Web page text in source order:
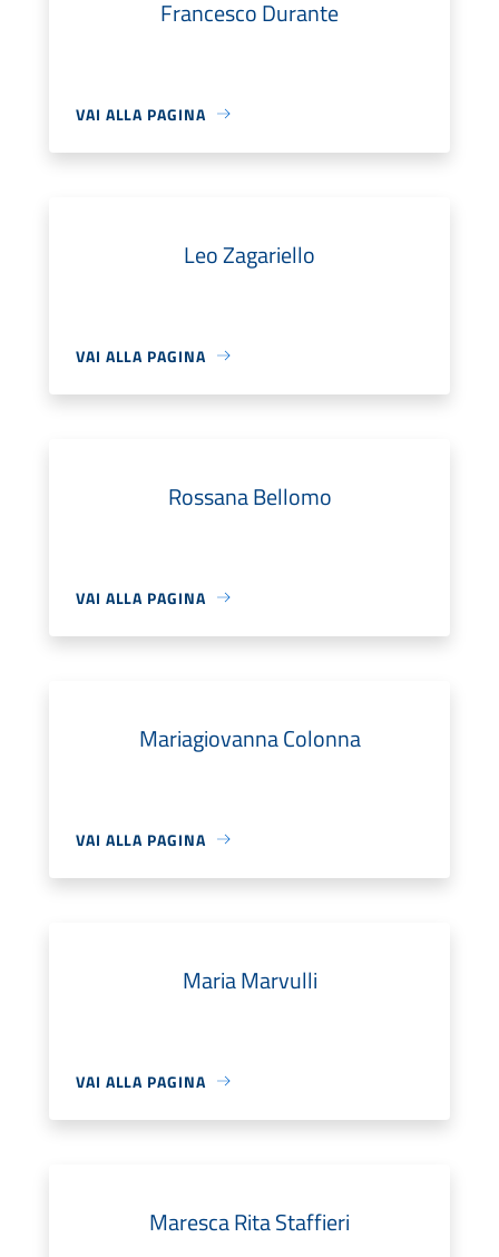
Francesco Durante
VAI ALLA PAGINA
Leo Zagariello
VAI ALLA PAGINA
Rossana Bellomo
VAI ALLA PAGINA
Mariagiovanna Colonna
VAI ALLA PAGINA
Maria Marvulli
VAI ALLA PAGINA
Maresca Rita Staffieri